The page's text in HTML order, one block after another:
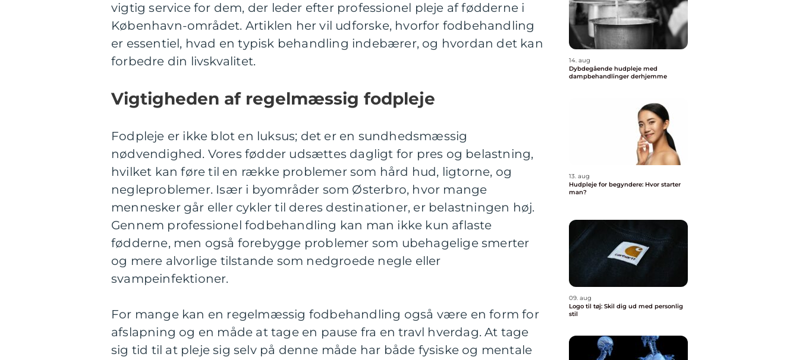
vigtig service for dem, der leder efter professionel pleje af fødderne i
København-området. Artiklen her vil udforske, hvorfor fodbehandling
er essentiel, hvad en typisk behandling indebærer, og hvordan det kan
forbedre din livskvalitet.
Vigtigheden af regelmæssig fodpleje
Fodpleje er ikke blot en luksus; det er en sundhedsmæssig
nødvendighed. Vores fødder udsættes dagligt for pres og belastning,
hvilket kan føre til en række problemer som hård hud, ligtorne, og
negleproblemer. Især i byområder som Østerbro, hvor mange
mennesker går eller cykler til deres destinationer, er belastningen høj.
Gennem professionel fodbehandling kan man ikke kun aflaste
fødderne, men også forebygge problemer som ubehagelige smerter
og mere alvorlige tilstande som nedgroede negle eller
svampeinfektioner.
For mange kan en regelmæssig fodbehandling også være en form for
afslapning og en måde at tage en pause fra en travl hverdag. At tage
sig tid til at pleje sig selv på denne måde har både fysiske og mentale
14. aug
Dybdegående hudpleje med
dampbehandlinger derhjemme
13. aug
Hudpleje for begyndere: Hvor starter
man?
09. aug
Logo til tøj: Skil dig ud med personlig
stil